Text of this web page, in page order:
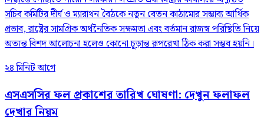
সচিব কমিটির দীর্ঘ ও ম্যারাথন বৈঠকে নতুন বেতন কাঠামোর সম্ভাব্য আর্থিক
প্রভাব, রাষ্ট্রের সামগ্রিক অর্থনৈতিক সক্ষমতা এবং বর্তমান রাজস্ব পরিস্থিতি নিয়ে
অত্যন্ত বিশদ আলোচনা হলেও কোনো চূড়ান্ত রূপরেখা ঠিক করা সম্ভব হয়নি।
২৪ মিনিট আগে
এসএসসির ফল প্রকাশের তারিখ ঘোষণা: দেখুন ফলাফল
দেখার নিয়ম